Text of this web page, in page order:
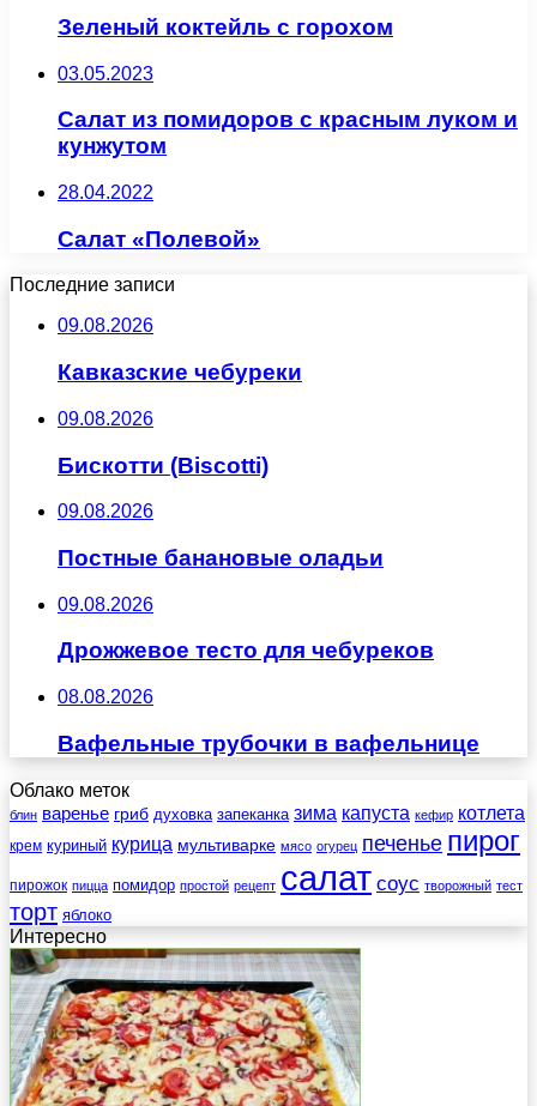
Зеленый коктейль с горохом
03.05.2023
Салат из помидоров с красным луком и
кунжутом
28.04.2022
Салат «Полевой»
Последние записи
09.08.2026
Кавказские чебуреки
09.08.2026
Бискотти (Biscotti)
09.08.2026
Постные банановые оладьи
09.08.2026
Дрожжевое тесто для чебуреков
08.08.2026
Вафельные трубочки в вафельнице
Облако меток
блин варенье гриб духовка запеканка зима капуста кефир котлета
крем куриный курица мультиварке мясо огурец печенье пирог
пирожок пицца помидор простой рецепт салат соус творожный тест
торт яблоко
Интересно